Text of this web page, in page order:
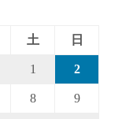
土 日
1 2
8 9